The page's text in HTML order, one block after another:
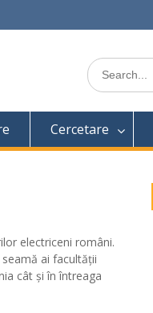
Search
for:
Cercetare
electriceni români.
ai facultății
cât și în întreaga